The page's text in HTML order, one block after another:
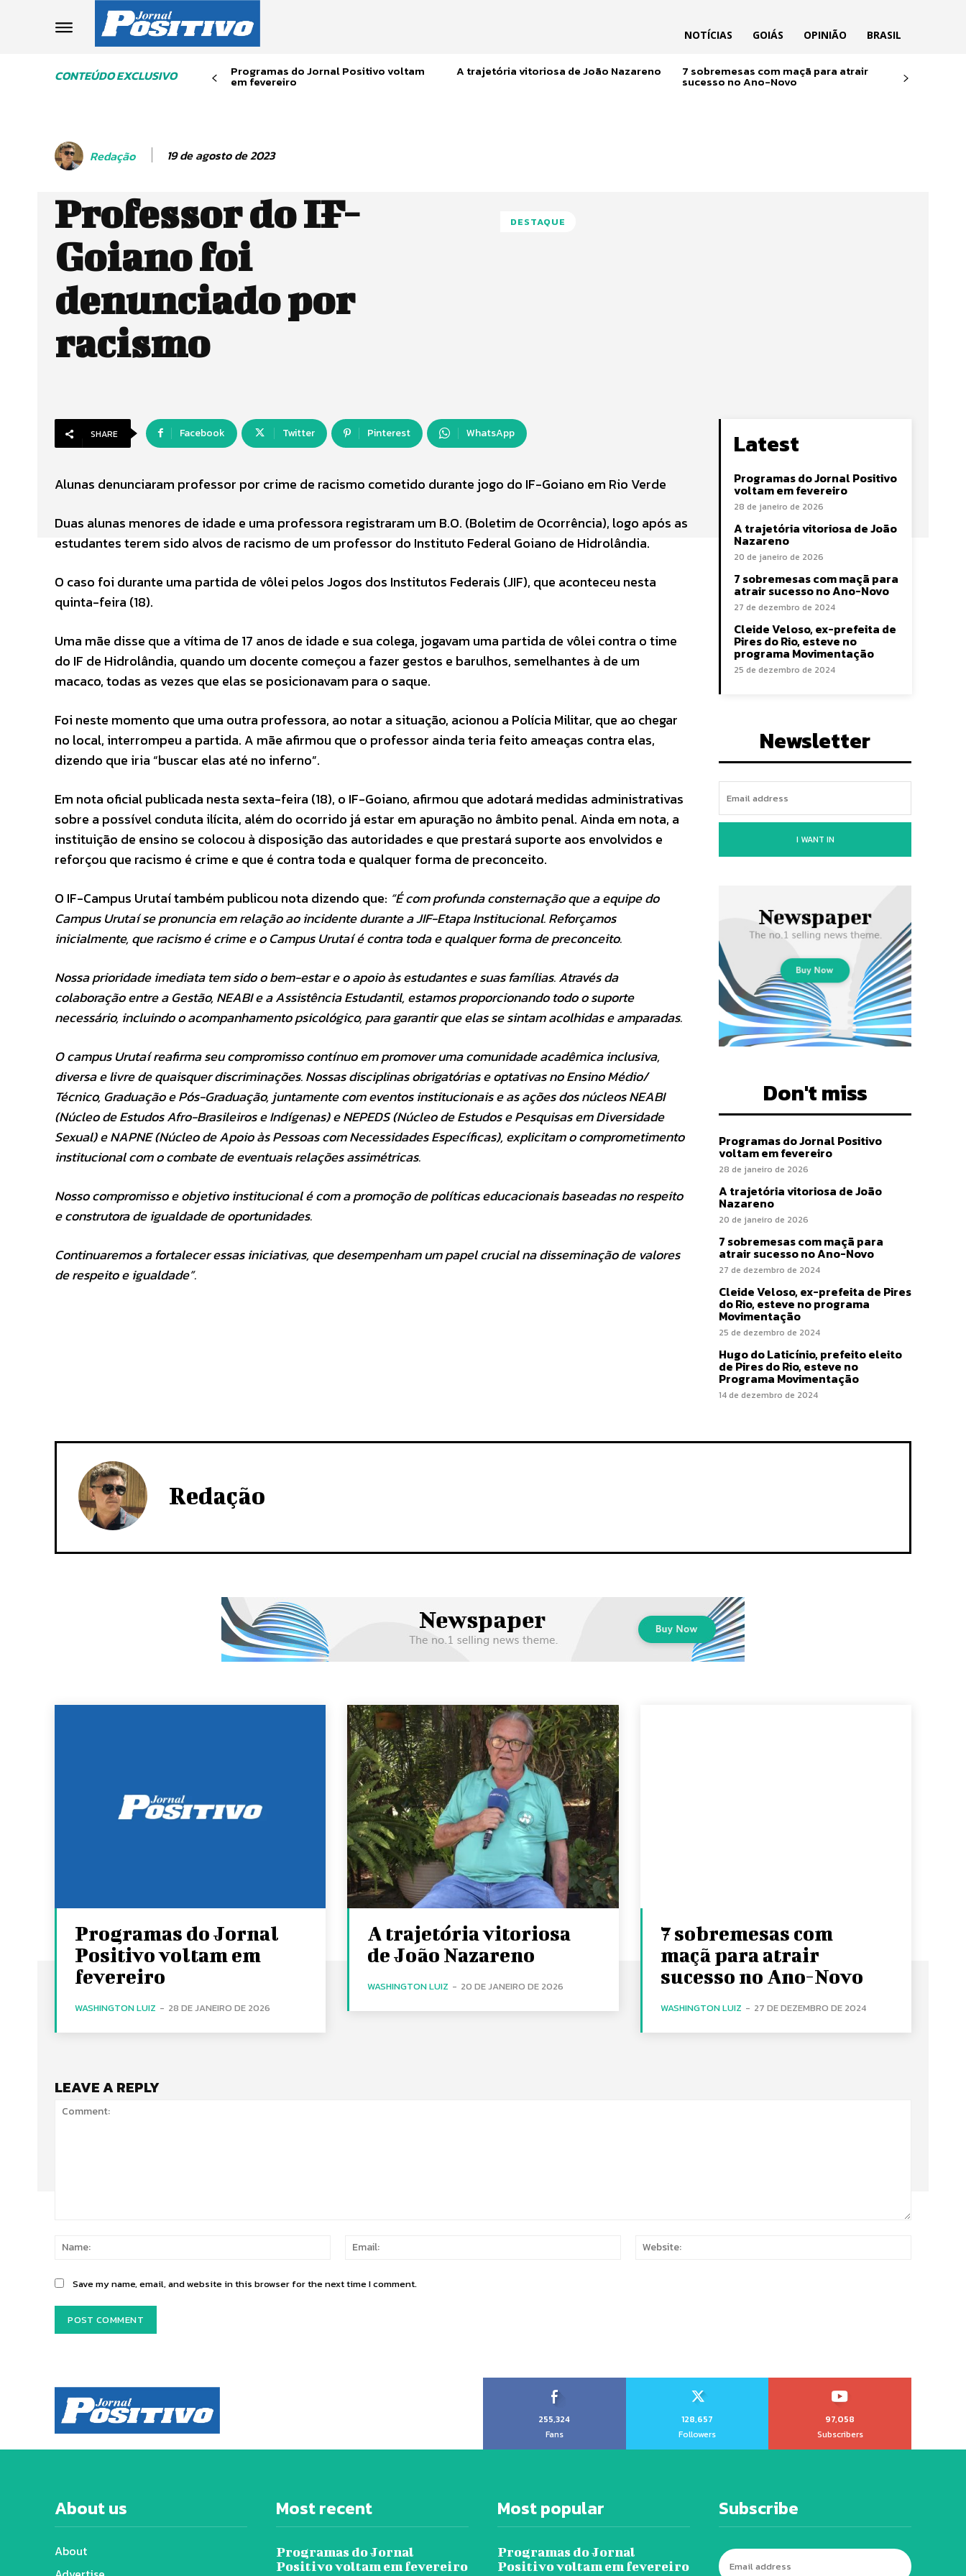
NOTÍCIAS GOIÁS OPINIÃO BRASIL
CONTEÚDO EXCLUSIVO Programas do Jornal Positivo voltam
em fevereiro
A trajetória vitoriosa de João Nazareno 7 sobremesas com maçã para atrair
sucesso no Ano-Novo
Redação 19 de agosto de 2023
Professor do IF-
Goiano foi
denunciado por
racismo
DESTAQUE
SHARE Facebook Twitter Pinterest WhatsApp
Alunas denunciaram professor por crime de racismo cometido durante jogo do IF-Goiano em Rio Verde
Duas alunas menores de idade e uma professora registraram um B.O. (Boletim de Ocorrência), logo após as
estudantes terem sido alvos de racismo de um professor do Instituto Federal Goiano de Hidrolândia.
O caso foi durante uma partida de vôlei pelos Jogos dos Institutos Federais (JIF), que aconteceu nesta
quinta-feira (18).
Uma mãe disse que a vítima de 17 anos de idade e sua colega, jogavam uma partida de vôlei contra o time
do IF de Hidrolândia, quando um docente começou a fazer gestos e barulhos, semelhantes à de um
macaco, todas as vezes que elas se posicionavam para o saque.
Foi neste momento que uma outra professora, ao notar a situação, acionou a Polícia Militar, que ao chegar
no local, interrompeu a partida. A mãe afirmou que o professor ainda teria feito ameaças contra elas,
dizendo que iria “buscar elas até no inferno”.
Em nota oficial publicada nesta sexta-feira (18), o IF-Goiano, afirmou que adotará medidas administrativas
sobre a possível conduta ilícita, além do ocorrido já estar em apuração no âmbito penal. Ainda em nota, a
instituição de ensino se colocou à disposição das autoridades e que prestará suporte aos envolvidos e
reforçou que racismo é crime e que é contra toda e qualquer forma de preconceito.
O IF-Campus Urutaí também publicou nota dizendo que: “É com profunda consternação que a equipe do
Campus Urutaí se pronuncia em relação ao incidente durante a JIF-Etapa Institucional. Reforçamos
inicialmente, que racismo é crime e o Campus Urutaí é contra toda e qualquer forma de preconceito.
Nossa prioridade imediata tem sido o bem-estar e o apoio às estudantes e suas famílias. Através da
colaboração entre a Gestão, NEABI e a Assistência Estudantil, estamos proporcionando todo o suporte
necessário, incluindo o acompanhamento psicológico, para garantir que elas se sintam acolhidas e amparadas.
O campus Urutaí reafirma seu compromisso contínuo em promover uma comunidade acadêmica inclusiva,
diversa e livre de quaisquer discriminações. Nossas disciplinas obrigatórias e optativas no Ensino Médio/
Técnico, Graduação e Pós-Graduação, juntamente com eventos institucionais e as ações dos núcleos NEABI
(Núcleo de Estudos Afro-Brasileiros e Indígenas) e NEPEDS (Núcleo de Estudos e Pesquisas em Diversidade
Sexual) e NAPNE (Núcleo de Apoio às Pessoas com Necessidades Específicas), explicitam o comprometimento
institucional com o combate de eventuais relações assimétricas.
Nosso compromisso e objetivo institucional é com a promoção de políticas educacionais baseadas no respeito
e construtora de igualdade de oportunidades.
Continuaremos a fortalecer essas iniciativas, que desempenham um papel crucial na disseminação de valores
de respeito e igualdade”.
Latest
Programas do Jornal Positivo
voltam em fevereiro
28 de janeiro de 2026
A trajetória vitoriosa de João
Nazareno
20 de janeiro de 2026
7 sobremesas com maçã para
atrair sucesso no Ano-Novo
27 de dezembro de 2024
Cleide Veloso, ex-prefeita de
Pires do Rio, esteve no
programa Movimentação
25 de dezembro de 2024
Newsletter
I WANT IN
Don't miss
Programas do Jornal Positivo
voltam em fevereiro
28 de janeiro de 2026
A trajetória vitoriosa de João
Nazareno
20 de janeiro de 2026
7 sobremesas com maçã para
atrair sucesso no Ano-Novo
27 de dezembro de 2024
Cleide Veloso, ex-prefeita de Pires
do Rio, esteve no programa
Movimentação
25 de dezembro de 2024
Hugo do Laticínio, prefeito eleito
de Pires do Rio, esteve no
Programa Movimentação
14 de dezembro de 2024
Redação
Programas do Jornal
Positivo voltam em
fevereiro
WASHINGTON LUIZ - 28 DE JANEIRO DE 2026
A trajetória vitoriosa
de João Nazareno
WASHINGTON LUIZ - 20 DE JANEIRO DE 2026
7 sobremesas com
maçã para atrair
sucesso no Ano-Novo
WASHINGTON LUIZ - 27 DE DEZEMBRO DE 2024
LEAVE A REPLY
Name:
Email:
Save my name, email, and website in this browser for the next time I comment.
255,324
Fans
128,657
Followers
97,058
Subscribers
About us
About
Most recent
Programas do Jornal
Positivo voltam em fevereiro
Most popular
Programas do Jornal
Positivo voltam em fevereiro
Subscribe